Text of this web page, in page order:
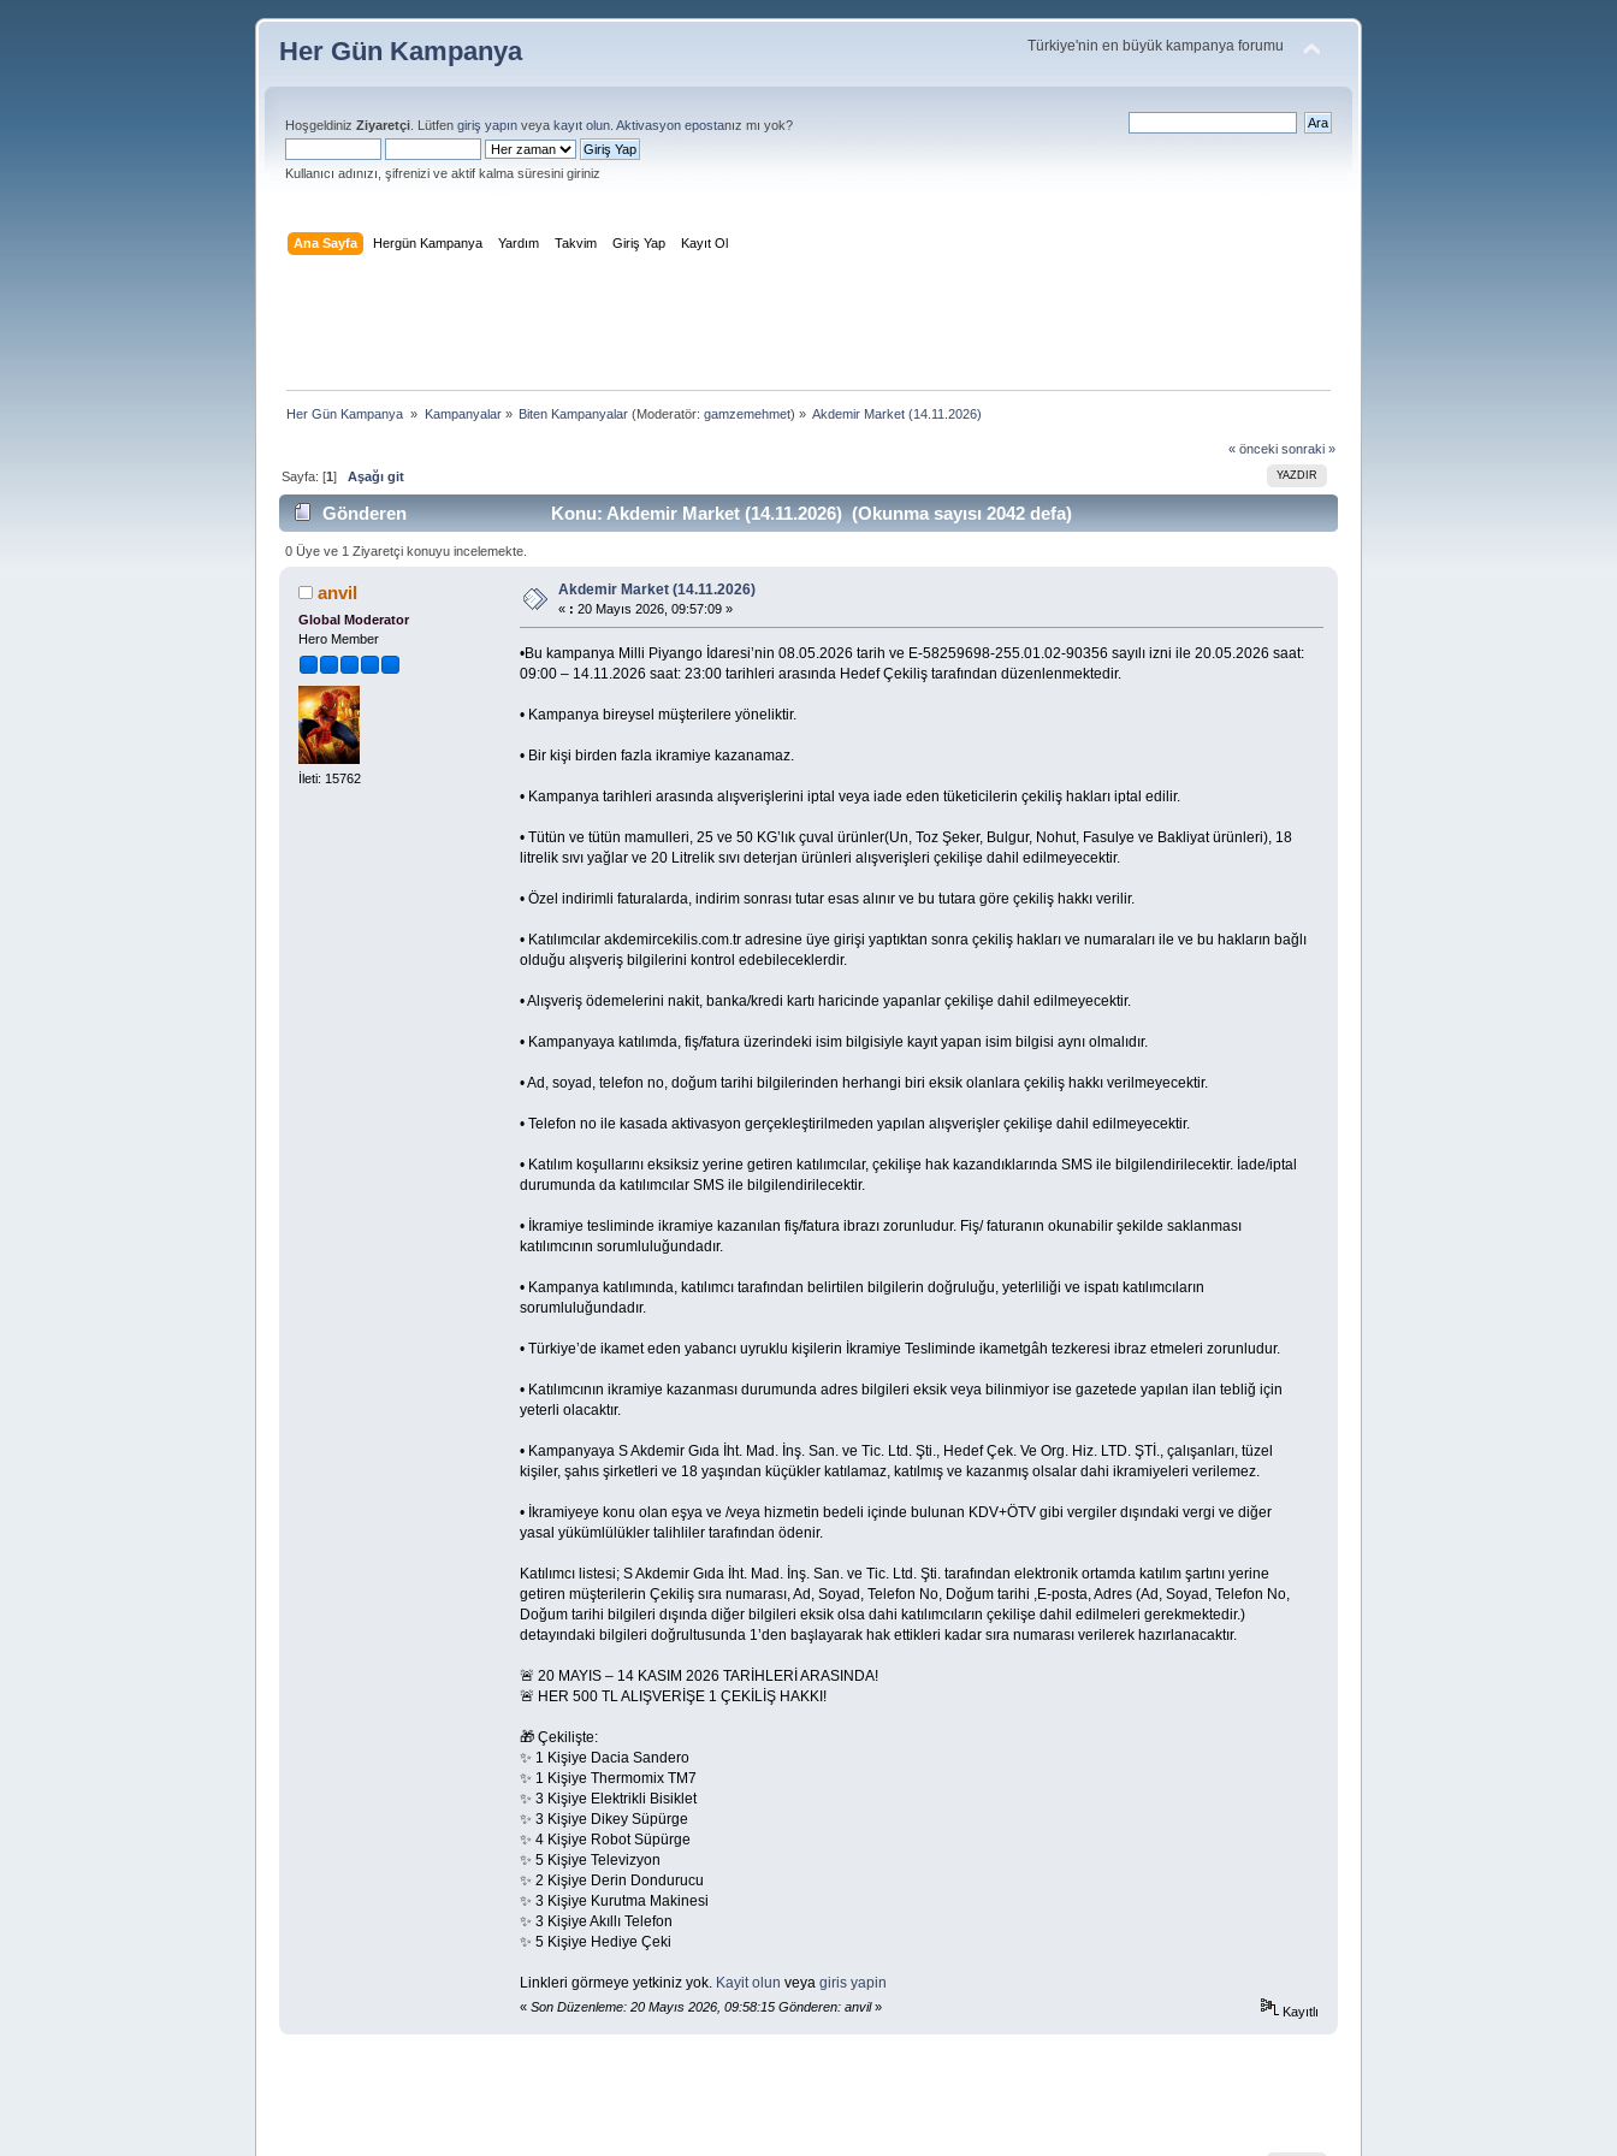
Her Gün Kampanya Türkiye'nin en büyük kampanya forumu
Hoşgeldiniz Ziyaretçi . Lütfen giriş yapın veya kayıt olun Aktivasyon epostanız mı yok?
Kullanıcı adınızı, şifrenizi ve aktif kalma süresini giriniz
Ana Sayfa Hergün Kampanya Yardım Takvim Giriş Yap Kayıt Ol
Her Gün Kampanya » Kampanyalar» Biten Kampanyalar(Moderatör: gamzemehmet) » Akdemir Market (14.11.2026)
« önceki sonraki »
YAZDIR
Sayfa: [1]Aşağı git
Gönderen Konu: Akdemir Market (14.11.2026) (Okunma sayısı 2042 defa)
0 Üye ve 1 Ziyaretçi konuyu incelemekte.
anvil
Global Moderator
Hero Member
İleti: 15762
Akdemir Market (14.11.2026)
« : 20 Mayıs 2026, 09:57:09 »
•​Bu kampanya Milli Piyango İdaresi’nin 08.05.2026 tarih ve E-58259698-255.01.02-90356 sayılı izni ile 20.05.2026 saat:
09:00 – 14.11.2026 saat: 23:00 tarihleri arasında Hedef Çekiliş tarafından düzenlenmektedir.
• Kampanya bireysel müşterilere yöneliktir.
• Bir kişi birden fazla ikramiye kazanamaz.
• Kampanya tarihleri arasında alışverişlerini iptal veya iade eden tüketicilerin çekiliş hakları iptal edilir.
• Tütün ve tütün mamulleri, 25 ve 50 KG’lık çuval ürünler(Un, Toz Şeker, Bulgur, Nohut, Fasulye ve Bakliyat ürünleri), 18
litrelik sıvı yağlar ve 20 Litrelik sıvı deterjan ürünleri alışverişleri çekilişe dahil edilmeyecektir.
• Özel indirimli faturalarda, indirim sonrası tutar esas alınır ve bu tutara göre çekiliş hakkı verilir.
• Katılımcılar akdemircekilis.com.tr adresine üye girişi yaptıktan sonra çekiliş hakları ve numaraları ile ve bu hakların bağlı
olduğu alışveriş bilgilerini kontrol edebileceklerdir.
• Alışveriş ödemelerini nakit, banka/kredi kartı haricinde yapanlar çekilişe dahil edilmeyecektir.
• Kampanyaya katılımda, fiş/fatura üzerindeki isim bilgisiyle kayıt yapan isim bilgisi aynı olmalıdır.
• Ad, soyad, telefon no, doğum tarihi bilgilerinden herhangi biri eksik olanlara çekiliş hakkı verilmeyecektir.
• Telefon no ile kasada aktivasyon gerçekleştirilmeden yapılan alışverişler çekilişe dahil edilmeyecektir.
• Katılım koşullarını eksiksiz yerine getiren katılımcılar, çekilişe hak kazandıklarında SMS ile bilgilendirilecektir. İade/iptal
durumunda da katılımcılar SMS ile bilgilendirilecektir.
• İkramiye tesliminde ikramiye kazanılan fiş/fatura ibrazı zorunludur. Fiş/ faturanın okunabilir şekilde saklanması
katılımcının sorumluluğundadır.
• Kampanya katılımında, katılımcı tarafından belirtilen bilgilerin doğruluğu, yeterliliği ve ispatı katılımcıların
sorumluluğundadır.
• Türkiye’de ikamet eden yabancı uyruklu kişilerin İkramiye Tesliminde ikametgâh tezkeresi ibraz etmeleri zorunludur.
• Katılımcının ikramiye kazanması durumunda adres bilgileri eksik veya bilinmiyor ise gazetede yapılan ilan tebliğ için
yeterli olacaktır.
• Kampanyaya S Akdemir Gıda İht. Mad. İnş. San. ve Tic. Ltd. Şti., Hedef Çek. Ve Org. Hiz. LTD. ŞTİ., çalışanları, tüzel
kişiler, şahıs şirketleri ve 18 yaşından küçükler katılamaz, katılmış ve kazanmış olsalar dahi ikramiyeleri verilemez.
• İkramiyeye konu olan eşya ve /veya hizmetin bedeli içinde bulunan KDV+ÖTV gibi vergiler dışındaki vergi ve diğer
yasal yükümlülükler talihliler tarafından ödenir.
Katılımcı listesi; S Akdemir Gıda İht. Mad. İnş. San. ve Tic. Ltd. Şti. tarafından elektronik ortamda katılım şartını yerine
getiren müşterilerin Çekiliş sıra numarası, Ad, Soyad, Telefon No, Doğum tarihi ,E-posta, Adres (Ad, Soyad, Telefon No,
Doğum tarihi bilgileri dışında diğer bilgileri eksik olsa dahi katılımcıların çekilişe dahil edilmeleri gerekmektedir.)
detayındaki bilgileri doğrultusunda 1’den başlayarak hak ettikleri kadar sıra numarası verilerek hazırlanacaktır.
🚨 20 MAYIS – 14 KASIM 2026 TARİHLERİ ARASINDA!
🚨 HER 500 TL ALIŞVERİŞE 1 ÇEKİLİŞ HAKKI!
🎁 Çekilişte:
✨ 1 Kişiye Dacia Sandero
✨ 1 Kişiye Thermomix TM7
✨ 3 Kişiye Elektrikli Bisiklet
✨ 3 Kişiye Dikey Süpürge
✨ 4 Kişiye Robot Süpürge
✨ 5 Kişiye Televizyon
✨ 2 Kişiye Derin Dondurucu
✨ 3 Kişiye Kurutma Makinesi
✨ 3 Kişiye Akıllı Telefon
✨ 5 Kişiye Hediye Çeki
Linkleri görmeye yetkiniz yok. Kayit olun veya giris yapin
« Son Düzenleme: 20 Mayıs 2026, 09:58:15 Gönderen: anvil» Kayıtlı